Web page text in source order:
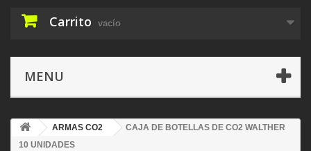
Carrito vacío
MENU
ARMAS CO2
CAJA DE BOTELLAS DE CO2 WALTHER
10 UNIDADES